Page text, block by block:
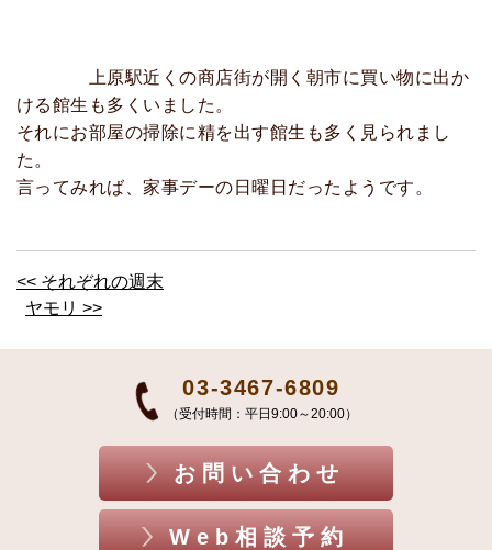
上原駅近くの商店街が開く朝市に買い物に出か
ける館生も多くいました。
それにお部屋の掃除に精を出す館生も多く見られまし
た。
言ってみれば、家事デーの日曜日だったようです。
<< それぞれの週末
ヤモリ >>
03-3467-6809
（受付時間：平日9:00～20:00）
お問い合わせ
Web相談予約